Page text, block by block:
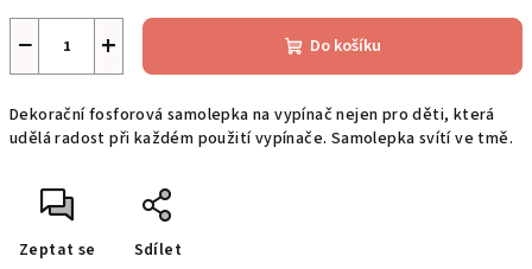
+
− Do košíku
Dekorační fosforová samolepka na vypínač nejen pro děti, která
udělá radost při každém použití vypínače. Samolepka svítí ve tmě.
Zeptat se Sdílet